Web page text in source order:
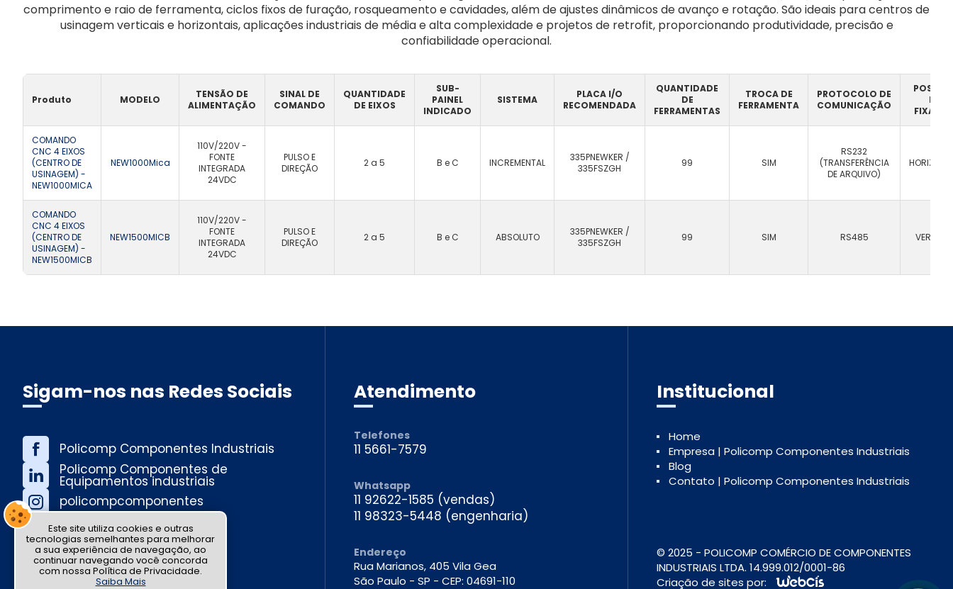
comprimento e raio de ferramenta, ciclos fixos de furação, rosqueamento e cavidades, além de ajustes dinâmicos de avanço e rotação. São ideais para centros de
usinagem verticais e horizontais, aplicações industriais de média e alta complexidade e projetos de retrofit, proporcionando produtividade, precisão e
confiabilidade operacional.
Produto MODELO
TENSÃO DE
ALIMENTAÇÃO
SINAL DE
COMANDO
QUANTIDADE
DE EIXOS
SUB-
PAINEL
INDICADO
SISTEMA
PLACA I/O
RECOMENDADA
QUANTIDADE
DE
FERRAMENTAS
TROCA DE
FERRAMENTA
PROTOCOLO DE
COMUNICAÇÃO
DE
COMANDO
CNC 4 EIXOS
(CENTRO DE
USINAGEM) -
NEW1000MICA
NEW1000Mica
110V/220V -
FONTE
INTEGRADA
24VDC
PULSO E
DIREÇÃO
2 a 5 B e C INCREMENTAL
335PNEWKER /
335FSZGH
99 SIM
RS232
(TRANSFERÊNCIA
DE ARQUIVO)
COMANDO
CNC 4 EIXOS
(CENTRO DE
USINAGEM) -
NEW1500MICB
NEW1500MICB
110V/220V -
FONTE
INTEGRADA
24VDC
PULSO E
DIREÇÃO
2 a 5 B e C ABSOLUTO
335PNEWKER /
335FSZGH
99 SIM RS485
Sigam-nos nas Redes Sociais Atendimento
Telefones
11 5661-7579
Whatsapp
11 92622-1585
11 98323-5448
Endereço
Rua Marianos, 405 Vila Gea
São Paulo - SP - CEP: 04691-110
Institucional
Home
Empresa | Policomp Componentes Industriais
Blog
Contato | Policomp Componentes Industriais
© 2025 - POLICOMP COMÉRCIO DE COMPONENTES
INDUSTRIAIS LTDA. 14.999.012/0001-86
Criação de sites por:
Este site utiliza cookies e outras
tecnologias semelhantes para melhorar
a sua experiência de navegação, ao
continuar navegando você concorda
com nossa Política de Privacidade.
Saiba Mais